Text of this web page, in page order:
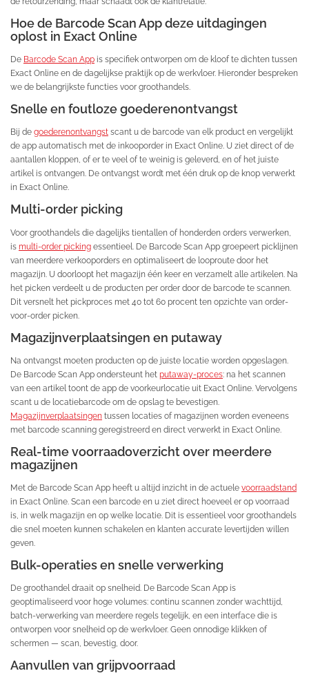
Hoe de Barcode Scan App deze uitdagingen
oplost in Exact Online
De Barcode Scan App is specifiek ontworpen om de kloof te dichten tussen
Exact Online en de dagelijkse praktijk op de werkvloer. Hieronder bespreken
we de belangrijkste functies voor groothandels.
Snelle en foutloze goederenontvangst
Bij de goederenontvangst scant u de barcode van elk product en vergelijkt
de app automatisch met de inkooporder in Exact Online. U ziet direct of de
aantallen kloppen, of er te veel of te weinig is geleverd, en of het juiste
artikel is ontvangen. De ontvangst wordt met één druk op de knop verwerkt
in Exact Online.
Multi-order picking
Voor groothandels die dagelijks tientallen of honderden orders verwerken,
is multi-order picking essentieel. De Barcode Scan App groepeert picklijnen
van meerdere verkooporders en optimaliseert de looproute door het
magazijn. U doorloopt het magazijn één keer en verzamelt alle artikelen. Na
het picken verdeelt u de producten per order door de barcode te scannen.
Dit versnelt het pickproces met 40 tot 60 procent ten opzichte van order-
voor-order picken.
Magazijnverplaatsingen en putaway
Na ontvangst moeten producten op de juiste locatie worden opgeslagen.
De Barcode Scan App ondersteunt het putaway-proces: na het scannen
van een artikel toont de app de voorkeurlocatie uit Exact Online. Vervolgens
scant u de locatiebarcode om de opslag te bevestigen.
Magazijnverplaatsingen tussen locaties of magazijnen worden eveneens
met barcode scanning geregistreerd en direct verwerkt in Exact Online.
Real-time voorraadoverzicht over meerdere
magazijnen
Met de Barcode Scan App heeft u altijd inzicht in de actuele voorraadstand
in Exact Online. Scan een barcode en u ziet direct hoeveel er op voorraad
is, in welk magazijn en op welke locatie. Dit is essentieel voor groothandels
die snel moeten kunnen schakelen en klanten accurate levertijden willen
geven.
Bulk-operaties en snelle verwerking
De groothandel draait op snelheid. De Barcode Scan App is
geoptimaliseerd voor hoge volumes: continu scannen zonder wachttijd,
batch-verwerking van meerdere regels tegelijk, en een interface die is
ontworpen voor snelheid op de werkvloer. Geen onnodige klikken of
schermen — scan, bevestig, door.
Aanvullen van grijpvoorraad